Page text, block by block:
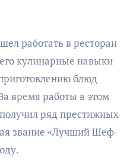
работать в ресторан
кулинарные навыки
блюд
время работы в этом
ряд престижных
звание «Лучший Шеф-